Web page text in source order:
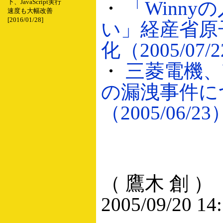
下、JavaScript実行
速度も大幅改善
[2016/01/28]
・
「Winny
い」経産省
化（2005/07/
・ 三菱電機
の漏洩事件
（2005/06/23
（ 鷹木 創 ）
2005/09/20